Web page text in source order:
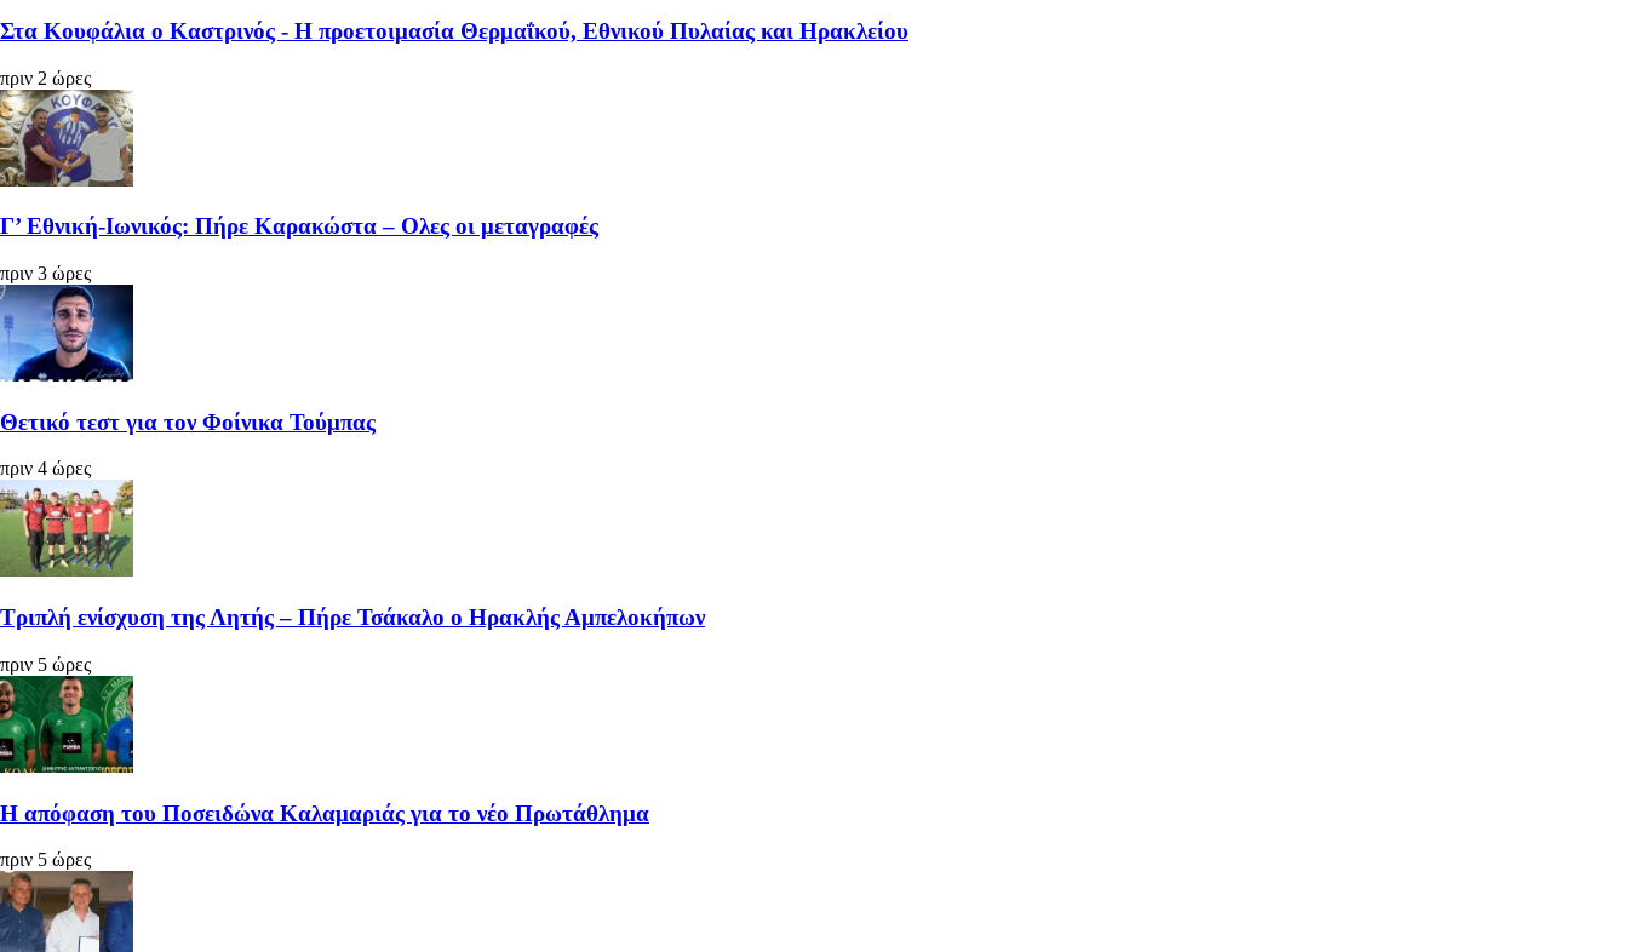
Στα Κουφάλια ο Καστρινός - Η προετοιμασία Θερμαΐκού, Εθνικού Πυλαίας και Ηρακλείου
πριν 2 ώρες
Γ’ Εθνική-Ιωνικός: Πήρε Καρακώστα – Ολες οι μεταγραφές
πριν 3 ώρες
Θετικό τεστ για τον Φοίνικα Τούμπας
πριν 4 ώρες
Τριπλή ενίσχυση της Λητής – Πήρε Τσάκαλο ο Ηρακλής Αμπελοκήπων
πριν 5 ώρες
Η απόφαση του Ποσειδώνα Καλαμαριάς για το νέο Πρωτάθλημα
πριν 5 ώρες